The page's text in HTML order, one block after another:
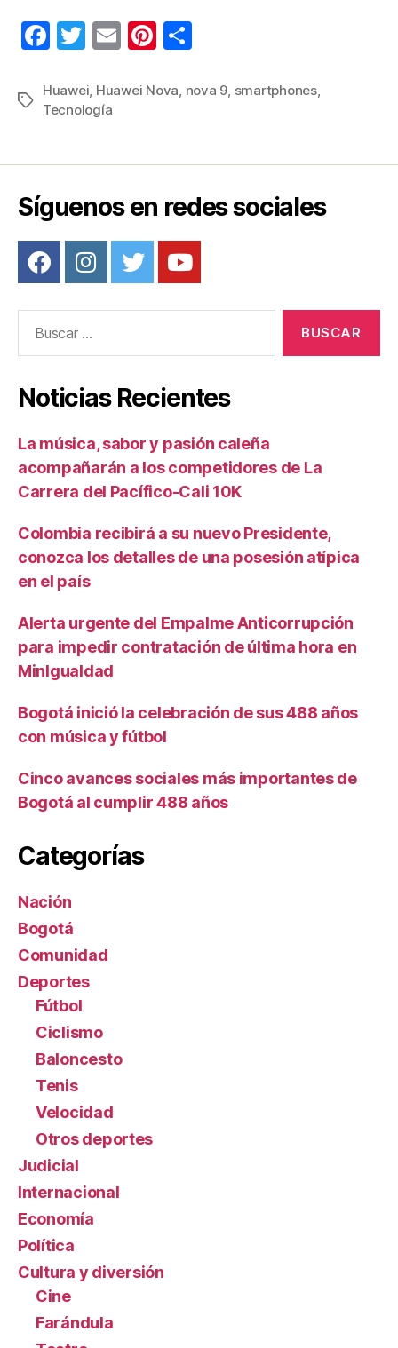
F
c
e
o
k
T
tt
er
E
ail
Pi
er m
Etiquetas
Huawei, Huawei Nova, nova 9, smartphones,
Tecnología
Síguenos en redes sociales
Noticias Recientes
La música, sabor y pasión caleña
acompañarán a los competidores de La
Carrera del Pacífico-Cali 10K
Colombia recibirá a su nuevo Presidente,
conozca los detalles de una posesión atípica
en el país
Alerta urgente del Empalme Anticorrupción
para impedir contratación de última hora en
MinIgualdad
Bogotá inició la celebración de sus 488 años
con música y fútbol
Cinco avances sociales más importantes de
Bogotá al cumplir 488 años
Categorías
Nación
Bogotá
Comunidad
Deportes
Fútbol
Ciclismo
Baloncesto
Tenis
Velocidad
Otros deportes
Judicial
Internacional
Economía
Política
Cultura y diversión
Cine
Farándula